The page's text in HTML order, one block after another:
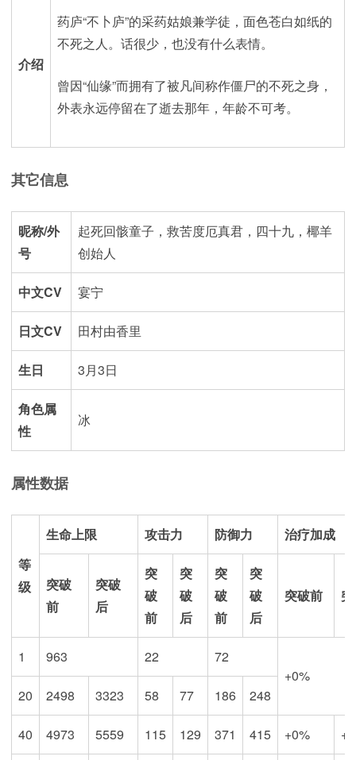
介绍
药庐“不卜庐”的采药姑娘兼学徒，面色苍白如纸的
不死之人。话很少，也没有什么表情。
曾因“仙缘”而拥有了被凡间称作僵尸的不死之身，
外表永远停留在了逝去那年，年龄不可考。
其它信息
昵称/外
号
起死回骸童子，救苦度厄真君，四十九，椰羊
创始人
中文CV 宴宁
日文CV 田村由香里
生日 3月3日
角色属
性
冰
属性数据
等
级
生命上限 攻击力 防御力 治疗加成
突破
前
突破
后
突
破
前
突
破
后
突
破
前
突
破
后
突破前
1 963 22
72
+0%
20
2498 3323 58 77 186 248
40 4973 5559 115 129 371 415 +0%